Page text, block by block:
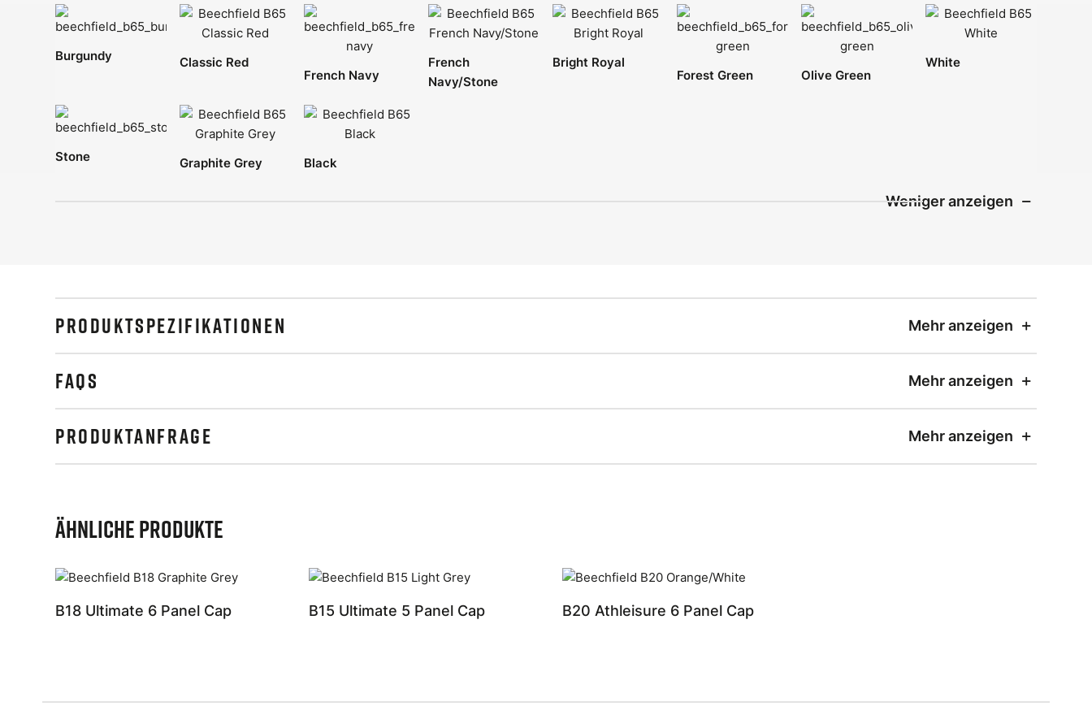
Burgundy
Classic Red
French Navy
French
Navy/Stone
Bright Royal
Forest Green
Olive Green
White
Stone Graphite Grey Black
Weniger anzeigen
PRODUKTSPEZIFIKATIONEN Mehr anzeigen
FAQS Mehr anzeigen
PRODUKTANFRAGE Mehr anzeigen
Ähnliche Produkte
B18 Ultimate 6 Panel Cap B15 Ultimate 5 Panel Cap B20 Athleisure 6 Panel Cap